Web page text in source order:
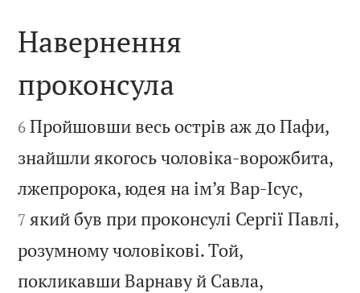

Навернення
проконсула

6 Пройшовши весь острів аж до Пафи,
знайшли якогось чоловіка-ворожбита,
лжепророка, юдея на ім’я Вар-Ісус,
7 який був при проконсулі Сергії Павлі,
розумному чоловікові. Той,
покликавши Варнаву й Савла,